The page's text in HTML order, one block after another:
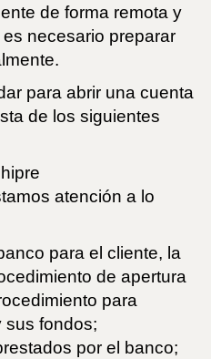
de forma remota y
necesario preparar
para abrir una cuenta
de los siguientes
atención a lo
para el cliente, la
de apertura
para
sus fondos;
por el banco;